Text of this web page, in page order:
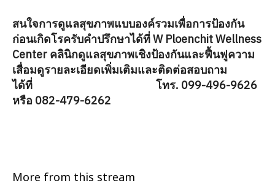
สนใจการดูแลสุขภาพแบบองค์รวมเพื่อการป้องกัน
ก่อนเกิดโรครับคำปรึกษาได้ที่ W Ploenchit Wellness
Center คลินิกดูแลสุขภาพเชิงป้องกันและฟื้นฟูความ
เสื่อมดูรายละเอียดเพิ่มเติมและติดต่อสอบถาม
ได้ที่
โทร. 099-496-9626
หรือ 082-479-6262
More from this stream